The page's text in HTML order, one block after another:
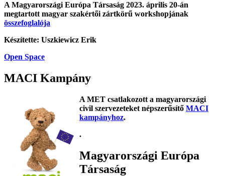
A Magyarországi Európa Társaság 2023. április 20-án
megtartott magyar szakértői zártkörű workshopjának
összefoglalója
Készítette: Uszkiewicz Erik
Open Space
MACI Kampány
A MET csatlakozott a magyarországi
civil szervezeteket népszerűsítő MACI
kampányhoz.
.
Magyarországi Európa
Társaság